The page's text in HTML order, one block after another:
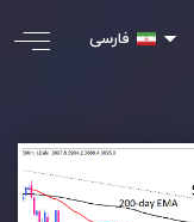
فارسی